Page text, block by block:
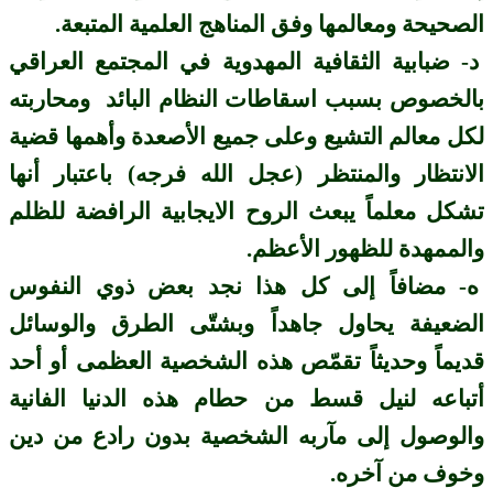
الصحيحة ومعالمها وفق المناهج العلمية المتبعة.
د- ضبابية الثقافية المهدوية في المجتمع العراقي
بالخصوص بسبب اسقاطات النظام البائد ومحاربته
لكل معالم التشيع وعلى جميع الأصعدة وأهمها قضية
الانتظار والمنتظر (عجل الله فرجه) باعتبار أنها
تشكل معلماً يبعث الروح الايجابية الرافضة للظلم
والممهدة للظهور الأعظم.
ه- مضافاً إلى كل هذا نجد بعض ذوي النفوس
الضعيفة يحاول جاهداً وبشتّى الطرق والوسائل
قديماً وحديثاً تقمّص هذه الشخصية العظمى أو أحد
أتباعه لنيل قسط من حطام هذه الدنيا الفانية
والوصول إلى مآربه الشخصية بدون رادع من دين
وخوف من آخره.